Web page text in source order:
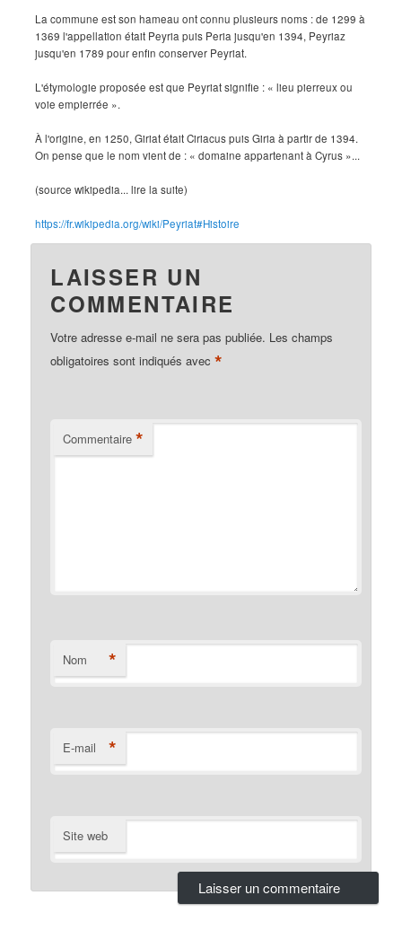
La commune est son hameau ont connu plusieurs noms : de 1299 à
1369 l'appellation était Peyria puis Peria jusqu'en 1394, Peyriaz
jusqu'en 1789 pour enfin conserver Peyriat.
L'étymologie proposée est que Peyriat signifie : « lieu pierreux ou
voie empierrée ».
À l'origine, en 1250, Giriat était Ciriacus puis Giria à partir de 1394.
On pense que le nom vient de : « domaine appartenant à Cyrus »...
(source wikipedia... lire la suite)
https://fr.wikipedia.org/wiki/Peyriat#Histoire
LAISSER UN
COMMENTAIRE
Votre adresse e-mail ne sera pas publiée. Les champs
obligatoires sont indiqués avec*
Commentaire *
Nom *
E-mail *
Site web